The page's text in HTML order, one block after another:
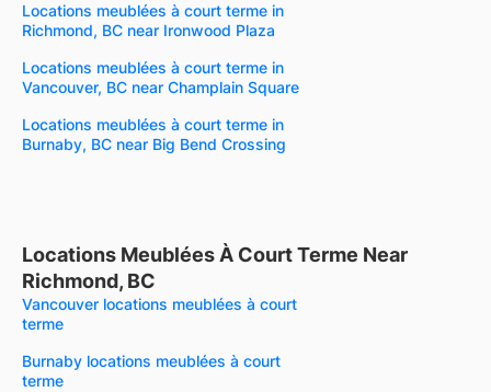
Locations meublées à court terme in
Richmond, BC near Ironwood Plaza
Locations meublées à court terme in
Vancouver, BC near Champlain Square
Locations meublées à court terme in
Burnaby, BC near Big Bend Crossing
Locations Meublées À Court Terme Near
Richmond, BC
Vancouver locations meublées à court
terme
Burnaby locations meublées à court
terme